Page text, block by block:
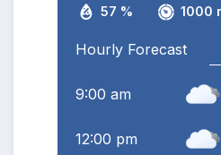
57 % 1000
Hourly Forecast
9:00 am
12:00 pm